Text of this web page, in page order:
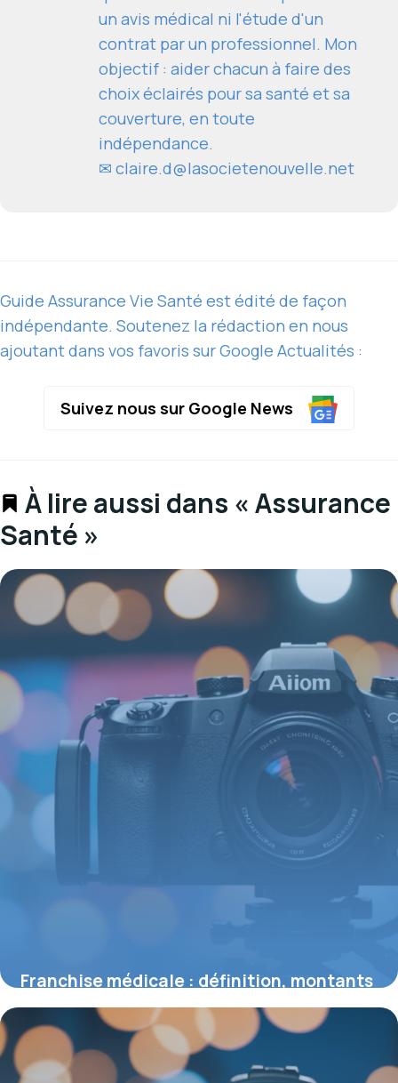
un avis médical ni l'étude d'un
contrat par un professionnel. Mon
objectif : aider chacun à faire des
choix éclairés pour sa santé et sa
couverture, en toute
indépendance.
✉ claire.d@lasocietenouvelle.net
Guide Assurance Vie Santé est édité de façon
indépendante. Soutenez la rédaction en nous
ajoutant dans vos favoris sur Google Actualités :
Suivez nous sur Google News
À lire aussi dans « Assurance
Santé »
Franchise médicale : définition, montants
2026 et impacts pour les assurés
3 août 2026